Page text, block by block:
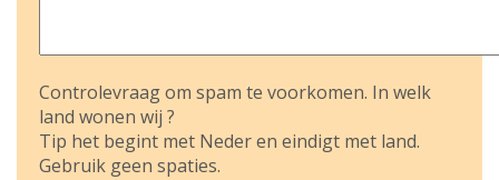
Controlevraag om spam te voorkomen. In welk
land wonen wij ?
Tip het begint met Neder en eindigt met land.
Gebruik geen spaties.